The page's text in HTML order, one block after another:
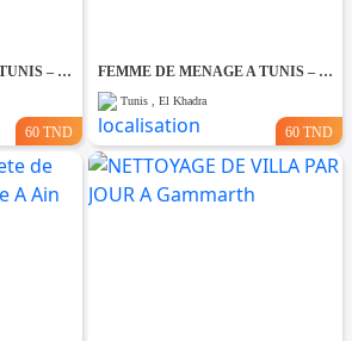
FEMME DE MENAGE A TUNIS – PAR JOUR A Ezzahra
60 TND
FEMME DE MENAGE A TUNIS – PAR JOUR A El khadhra
Tunis , El Khadra
60 TND